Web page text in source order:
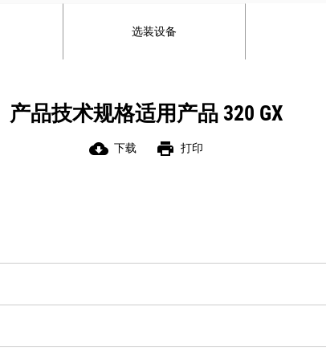
免提通话。
控制装置前面设有杯托和储物空间，可
的储物空间可容纳一个大饭盒和其他物
选装设备
产品技术规格适用产品 320 GX
cloud_download 下载 print 打印